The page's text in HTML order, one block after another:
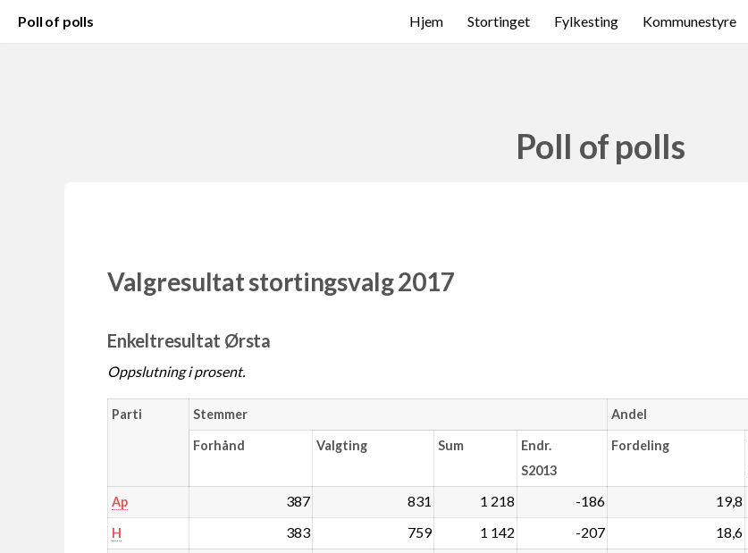
Poll of polls Hjem Stortinget Fylkesting Kommunestyre
Poll of polls
Valgresultat stortingsvalg 2017
Enkeltresultat Ørsta
Oppslutning i prosent.
Parti Stemmer Andel
Forhånd Valgting Sum
Endr.
S2013
Fordeling
Ap 387 831 1 218 -186 19,8
H 383 759 1 142 -207 18,6